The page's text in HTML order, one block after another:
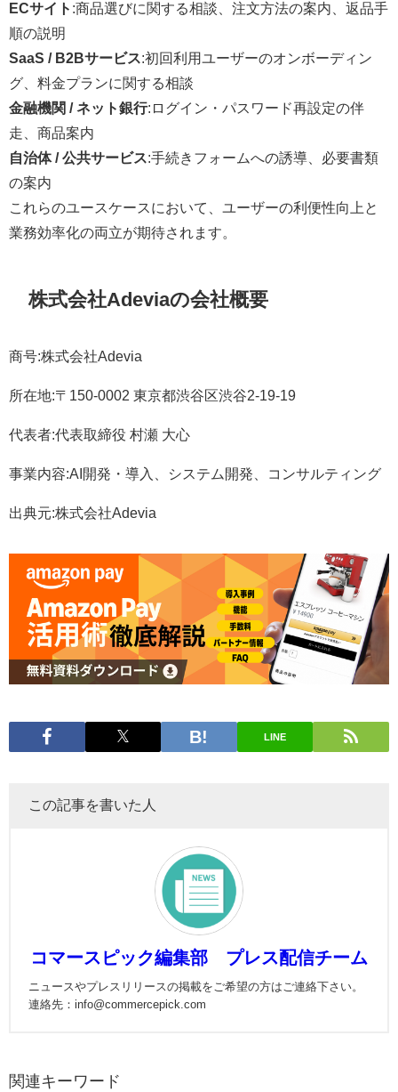
ECサイト :商品選びに関する相談、注文方法の案内、返品手
順の説明
SaaS / B2Bサービス:初回利用ユーザーのオンボーディン
グ、料金プランに関する相談
金融機関 / ネット銀行:ログイン・パスワード再設定の伴
走、商品案内
自治体 / 公共サービス:手続きフォームへの誘導、必要書類
の案内
これらのユースケースにおいて、ユーザーの利便性向上と
業務効率化の両立が期待されます。
株式会社Adeviaの会社概要
商号:株式会社Adevia
所在地:〒150-0002 東京都渋谷区渋谷2-19-19
代表者:代表取締役 村瀬 大心
事業内容:AI開発・導入、システム開発、コンサルティング
出典元:株式会社Adevia
LINE
この記事を書いた人
コマースピック編集部 プレス配信チーム
ニュースやプレスリリースの掲載をご希望の方はご連絡下さい。
連絡先：info@commercepick.com
関連キーワード